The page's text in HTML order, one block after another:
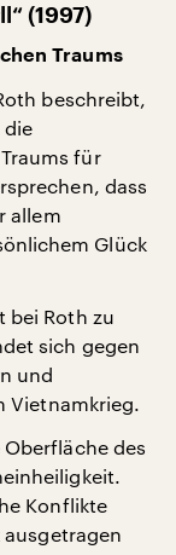
(1997)
Traums
beschreibt,
die
für
dass
allem
Glück
bei Roth zu
sich gegen
und
Vietnamkrieg.
des
Konflikte